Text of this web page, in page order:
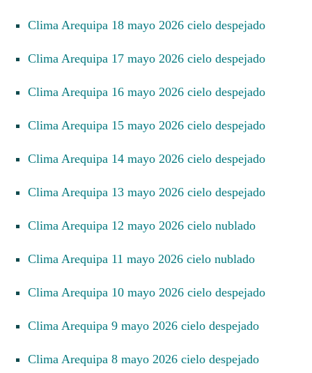
Clima Arequipa 18 mayo 2026 cielo despejado
Clima Arequipa 17 mayo 2026 cielo despejado
Clima Arequipa 16 mayo 2026 cielo despejado
Clima Arequipa 15 mayo 2026 cielo despejado
Clima Arequipa 14 mayo 2026 cielo despejado
Clima Arequipa 13 mayo 2026 cielo despejado
Clima Arequipa 12 mayo 2026 cielo nublado
Clima Arequipa 11 mayo 2026 cielo nublado
Clima Arequipa 10 mayo 2026 cielo despejado
Clima Arequipa 9 mayo 2026 cielo despejado
Clima Arequipa 8 mayo 2026 cielo despejado